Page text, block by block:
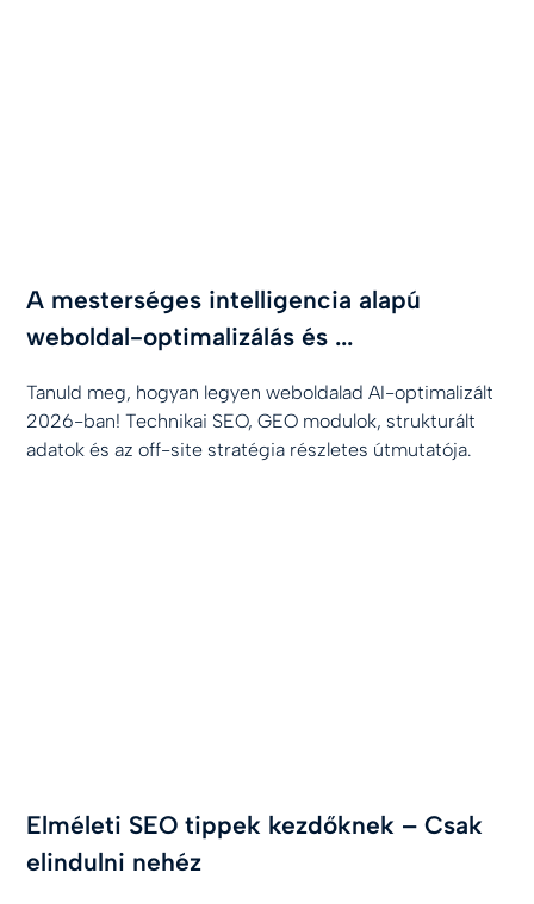
A mesterséges intelligencia alapú
weboldal-optimalizálás és ...
Tanuld meg, hogyan legyen weboldalad AI-optimalizált
2026-ban! Technikai SEO, GEO modulok, strukturált
adatok és az off-site stratégia részletes útmutatója.
Elméleti SEO tippek kezdőknek – Csak
elindulni nehéz